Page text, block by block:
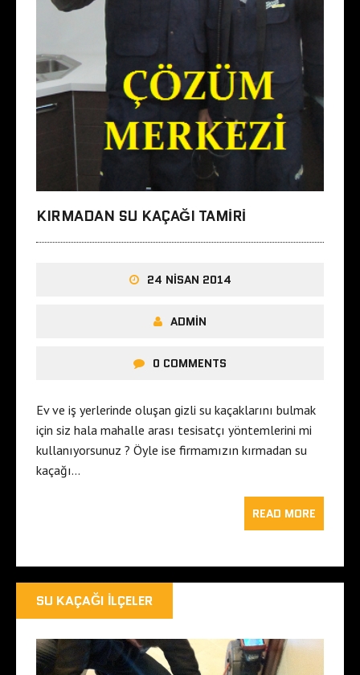
KIRMADAN SU KAÇAĞI TAMIRI
24 NISAN 2014
ADMIN
0 COMMENTS
Ev ve iş yerlerinde oluşan gizli su kaçaklarını bulmak
için siz hala mahalle arası tesisatçı yöntemlerini mi
kullanıyorsunuz ? Öyle ise firmamızın kırmadan su
kaçağı…
READ MORE
SU KAÇAĞI İLÇELER